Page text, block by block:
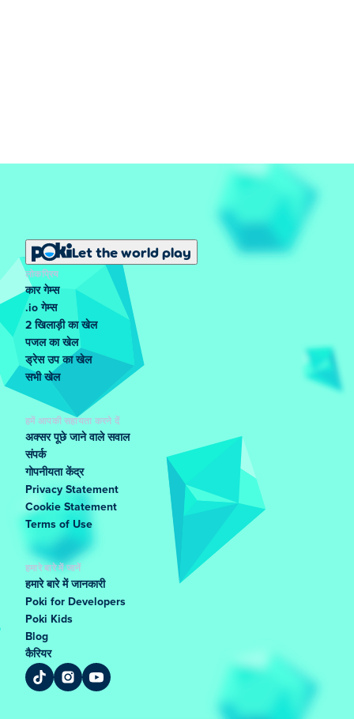
Let the world play
लोकप्रिय
कार गेम्स
.io गेम्स
2 खिलाड़ी का खेल
पजल का खेल
ड्रेस उप का खेल
सभी खेल
हमें आपकी सहायता करने दें
अक्सर पूछे जाने वाले सवाल
संपर्क
गोपनीयता केंद्र
Privacy Statement
Cookie Statement
Terms of Use
हमारे बारे में जानें
हमारे बारे में जानकारी
Poki for Developers
Poki Kids
Blog
कैरियर